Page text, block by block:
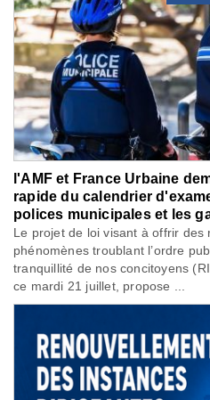
l'AMF et France Urbaine
rapide du calendrier
polices municipales et les
Le projet de loi visant à offrir des
phénomènes troublant l’ordre
tranquillité de nos concitoyens
ce mardi 21 juillet, propose ...